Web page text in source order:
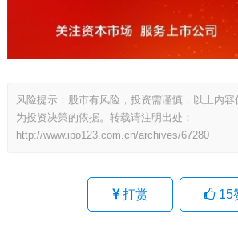
风险提示：股市有风险，投资需谨慎，以上内
为投资决策的依据。转载请注明出处：
http://www.ipo123.com.cn/archives/67280
打赏 15